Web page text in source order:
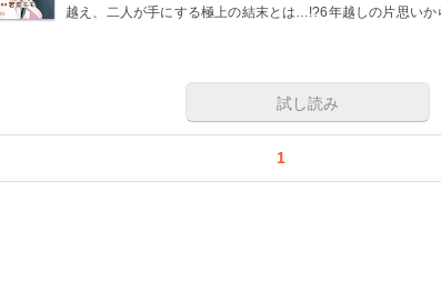
越え、二人が手にする極上の結末とは…!?6年越しの片思いか
オフィスラブ、ついに完結！(この作品は電子コミック誌
試し読み
1